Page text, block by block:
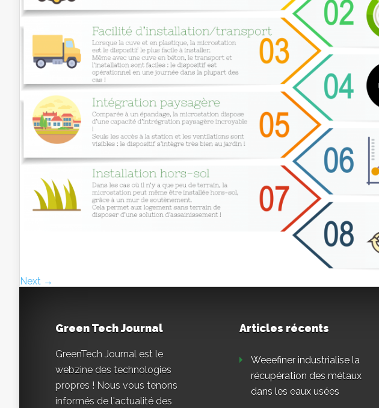
Next →
Green Tech Journal
GreenTech Journal est le
webzine des technologies
propres ! Nous vous tenons
informés de l'actualité des
Articles récents
Weeefiner industrialise la
récupération des métaux
dans les eaux usées